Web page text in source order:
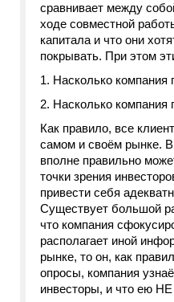
сравнивает между
ходе совместной
капитала и что они
покрывать. При этом
Насколько компания
Насколько компания
Как правило, все
самом и своём рынке. В
вполне правильно
точки зрения
привести себя
Существует большой
что компания
располагает иной
рынке, то он, как
опросы, компания
инвесторы, и что ею